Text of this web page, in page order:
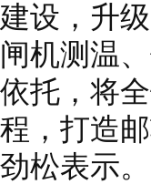
建设，升
闸机测温
依托，将
程，打造
劲松表示。